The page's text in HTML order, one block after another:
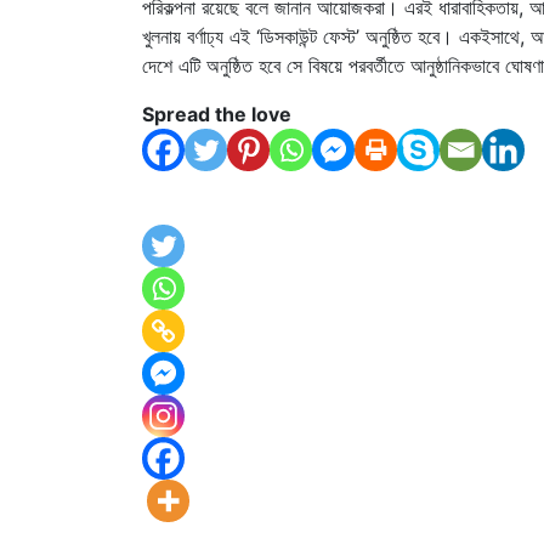
পরিকল্পনা রয়েছে বলে জানান আয়োজকরা। এরই
খুলনায় বর্ণাঢ্য এই ‘ডিসকাউন্ট ফেস্ট’ অনুষ্ঠিত হবে।
দেশে এটি অনুষ্ঠিত হবে সে বিষয়ে পরবর্তীতে আনুষ্ঠানিকভাবে
Spread the love